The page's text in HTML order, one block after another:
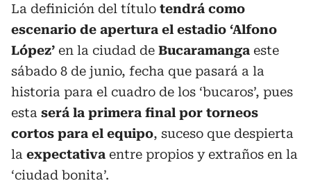
La definición del título tendrá como
escenario de apertura el estadio ‘Alfono
López’ en la ciudad de Bucaramanga este
sábado 8 de junio, fecha que pasará a la
historia para el cuadro de los ‘bucaros’, pues
esta será la primera final por torneos
cortos para el equipo, suceso que despierta
la expectativa entre propios y extraños en la
‘ciudad bonita’.